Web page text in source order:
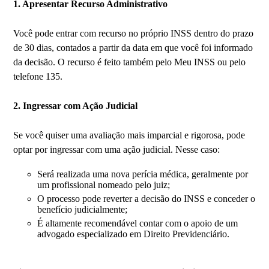
1. Apresentar Recurso Administrativo
Você pode entrar com recurso no próprio INSS dentro do prazo
de 30 dias, contados a partir da data em que você foi informado
da decisão. O recurso é feito também pelo Meu INSS ou pelo
telefone 135.
2. Ingressar com Ação Judicial
Se você quiser uma avaliação mais imparcial e rigorosa, pode
optar por ingressar com uma ação judicial. Nesse caso:
Será realizada uma nova perícia médica, geralmente por
um profissional nomeado pelo juiz;
O processo pode reverter a decisão do INSS e conceder o
benefício judicialmente;
É altamente recomendável contar com o apoio de um
advogado especializado em Direito Previdenciário.